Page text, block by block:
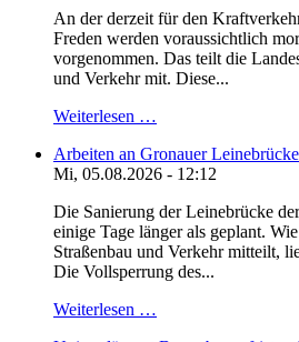
An der derzeit für den
Freden werden voraussichtlich
vorgenommen. Das teilt die
und Verkehr mit. Diese...
Weiterlesen …
Arbeiten an Gronauer
Mi, 05.08.2026 - 12:12
Die Sanierung der Leinebrücke
einige Tage länger als geplant.
Straßenbau und Verkehr mitteilt,
Die Vollsperrung des...
Weiterlesen …